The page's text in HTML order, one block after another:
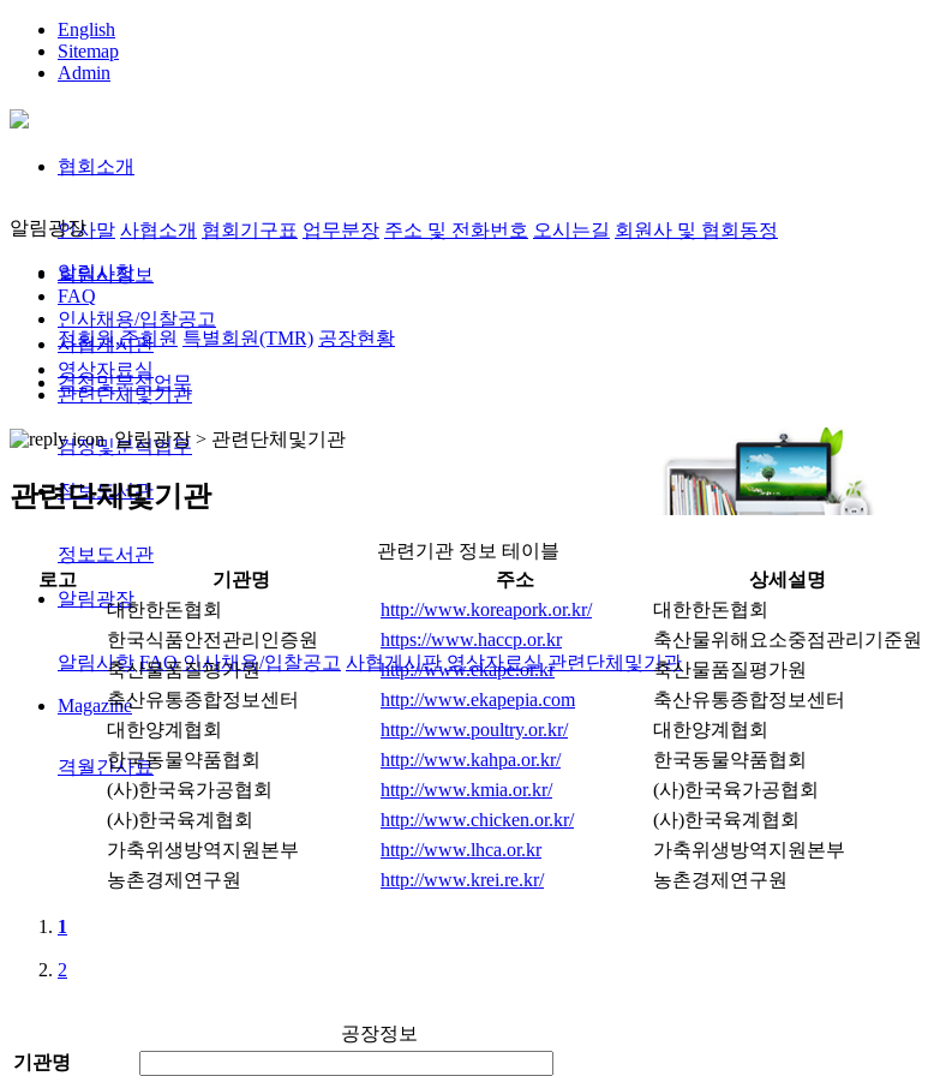
English
Sitemap
Admin
협회소개
인사말 사협소개 협회기구표 업무분장 주소 및 전화번호 오시는길 회원사 및 협회동정
회원사정보
정회원,준회원 특별회원(TMR) 공장현황
검정및분석업무
검정및분석업무
정보도서관
정보도서관
알림광장
알림사항 FAQ 인사채용/입찰공고 사협게시판 영상자료실 관련단체및기관
Magazine
격월간사료
알림광장
알림사항
FAQ
인사채용/입찰공고
사협게시판
영상자료실
관련단체및기관
알림광장 > 관련단체및기관
관련단체및기관
관련기관 정보 테이블
로고
기관명 주소
상세설명
대한한돈협회
http://www.koreapork.or.kr/
대한한돈협회
한국식품안전관리인증원
https://www.haccp.or.kr
축산물위해요소중점관리기준원
축산물품질평가원
http://www.ekape.or.kr
축산물품질평가원
축산유통종합정보센터
http://www.ekapepia.com
축산유통종합정보센터
대한양계협회
http://www.poultry.or.kr/
대한양계협회
한국동물약품협회
http://www.kahpa.or.kr/
한국동물약품협회
(사)한국육가공협회
http://www.kmia.or.kr/
(사)한국육가공협회
(사)한국육계협회
http://www.chicken.or.kr/
(사)한국육계협회
가축위생방역지원본부
http://www.lhca.or.kr
가축위생방역지원본부
농촌경제연구원
http://www.krei.re.kr/ 농촌경제연구원
1
2
공장정보
기관명